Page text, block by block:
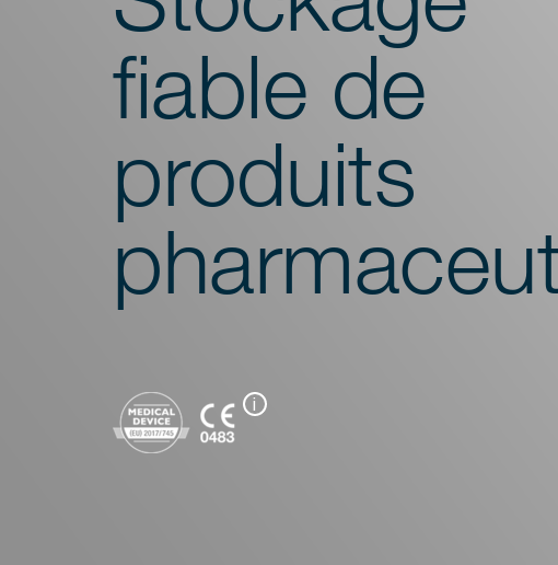
fiable de
produits
i